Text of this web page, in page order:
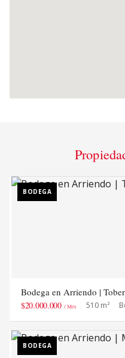
BODEGA
Bodega en Arriendo |
$20.000.000 / Mes 510 m²
BODEGA